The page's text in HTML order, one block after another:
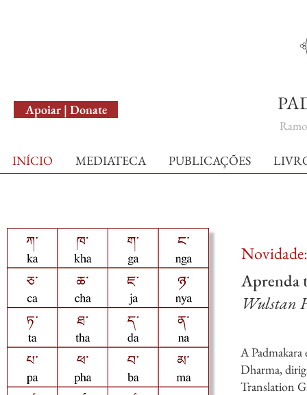
Apoiar | Donate
INÍCIO MEDIATECA PUBLICAÇÕES
Novidade:
Aprenda
Wulstan
A Padmakara
Dharma,
Translation